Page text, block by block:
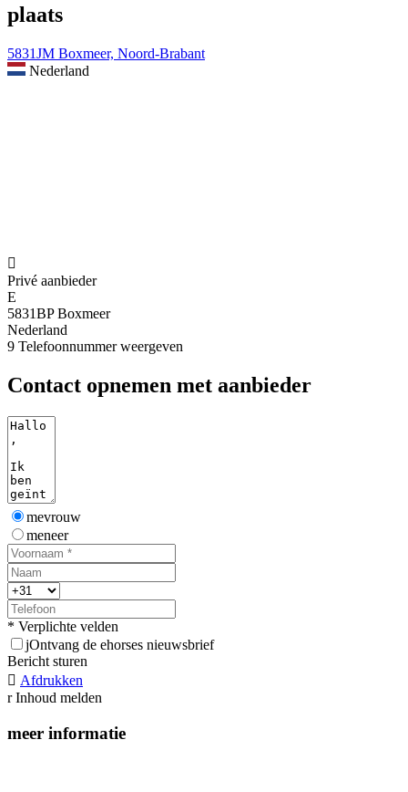
plaats
5831JM Boxmeer, Noord-Brabant
Nederland

Privé aanbieder
E
5831BP Boxmeer
Nederland
9 Telefoonnummer weergeven
Contact opnemen met aanbieder
mevrouw
meneer
* Verplichte velden
jOntvang de ehorses nieuwsbrief
Bericht sturen
 Afdrukken
r Inhoud melden
meer informatie